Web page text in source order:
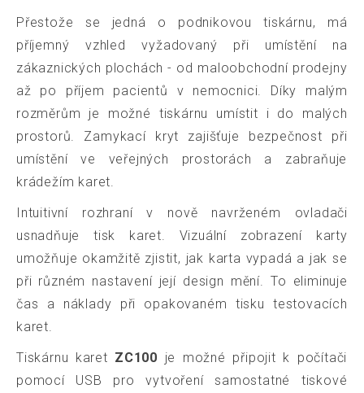
Přestože se jedná o podnikovou tiskárnu, má
příjemný vzhled vyžadovaný při umístění na
zákaznických plochách - od maloobchodní prodejny
až po příjem pacientů v nemocnici. Díky malým
rozměrům je možné tiskárnu umístit i do malých
prostorů. Zamykací kryt zajišťuje bezpečnost při
umístění ve veřejných prostorách a zabraňuje
krádežím karet.
Intuitivní rozhraní v nově navrženém ovladači
usnadňuje tisk karet. Vizuální zobrazení karty
umožňuje okamžitě zjistit, jak karta vypadá a jak se
při různém nastavení její design mění. To eliminuje
čas a náklady při opakovaném tisku testovacích
karet.
Tiskárnu karet ZC100 je možné připojit k počítači
pomocí USB pro vytvoření samostatné tiskové